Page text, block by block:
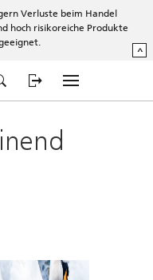
Verluste beim Handel
hoch risikoreiche Produkte
^